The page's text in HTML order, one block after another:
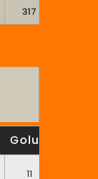
317
Goluri
11